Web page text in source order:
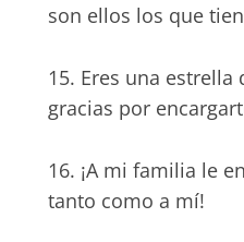
son ellos los que
15. Eres una estrella
gracias por
16. ¡A mi familia le
tanto como a mí!